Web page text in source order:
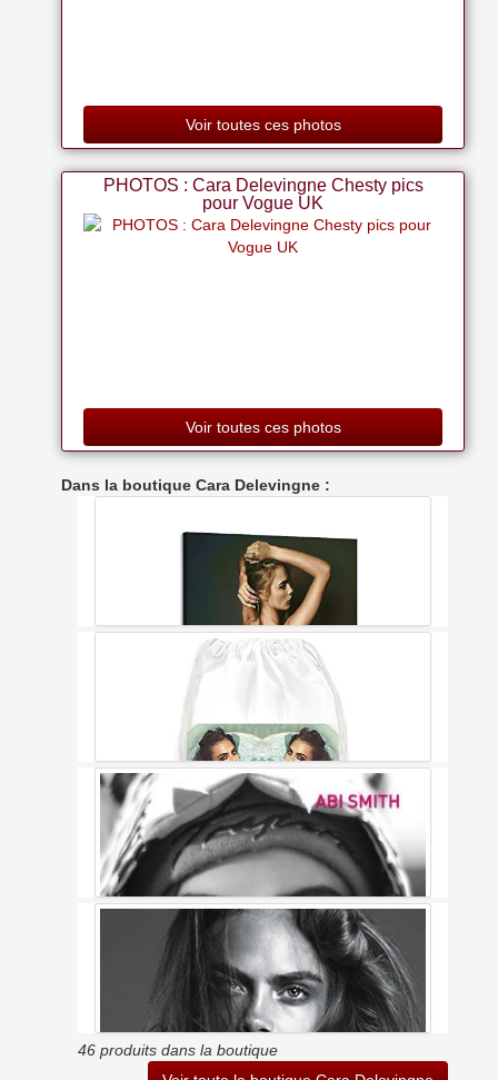
Voir toutes ces photos
PHOTOS : Cara Delevingne Chesty pics
pour Vogue UK
Voir toutes ces photos
Dans la boutique Cara Delevingne :
Knotss Cara Delevingne Poster Décoratif Sur Toile Pour
Chambre à Coucher 30 X 45 Cm
Cara Delevingne Drawstring Bag
46 produits dans la boutique